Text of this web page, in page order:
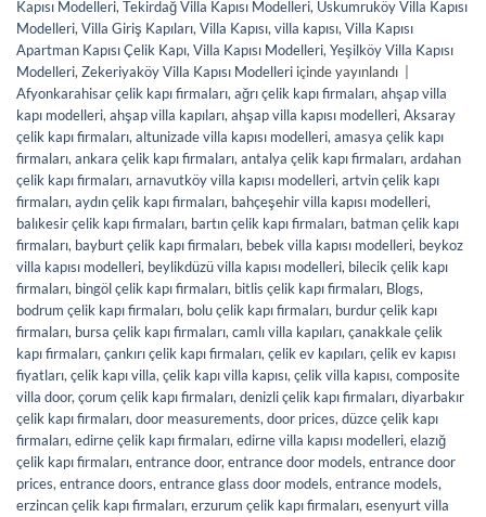
Kapısı Modelleri, Tekirdağ Villa Kapısı Modelleri, Uskumruköy Villa Kapısı
Modelleri, Villa Giriş Kapıları, Villa Kapısı, villa kapısı, Villa Kapısı
Apartman Kapısı Çelik Kapı, Villa Kapısı Modelleri, Yeşilköy Villa Kapısı
Modelleri, Zekeriyaköy Villa Kapısı Modelleri içinde yayınlandı
Afyonkarahisar çelik kapı firmaları, ağrı çelik kapı firmaları, ahşap villa
kapı modelleri, ahşap villa kapıları, ahşap villa kapısı modelleri, Aksaray
çelik kapı firmaları, altunizade villa kapısı modelleri, amasya çelik kapı
firmaları, ankara çelik kapı firmaları, antalya çelik kapı firmaları, ardahan
çelik kapı firmaları, arnavutköy villa kapısı modelleri, artvin çelik kapı
firmaları, aydın çelik kapı firmaları, bahçeşehir villa kapısı modelleri,
balıkesir çelik kapı firmaları, bartın çelik kapı firmaları, batman çelik kapı
firmaları, bayburt çelik kapı firmaları, bebek villa kapısı modelleri, beykoz
villa kapısı modelleri, beylikdüzü villa kapısı modelleri, bilecik çelik kapı
firmaları, bingöl çelik kapı firmaları, bitlis çelik kapı firmaları, Blogs,
bodrum çelik kapı firmaları, bolu çelik kapı firmaları, burdur çelik kapı
firmaları, bursa çelik kapı firmaları, camlı villa kapıları, çanakkale çelik
kapı firmaları, çankırı çelik kapı firmaları, çelik ev kapıları, çelik ev kapısı
fiyatları, çelik kapı villa, çelik kapı villa kapısı, çelik villa kapısı, composite
villa door, çorum çelik kapı firmaları, denizli çelik kapı firmaları, diyarbakır
çelik kapı firmaları, door measurements, door prices, düzce çelik kapı
firmaları, edirne çelik kapı firmaları, edirne villa kapısı modelleri, elazığ
çelik kapı firmaları, entrance door, entrance door models, entrance door
prices, entrance doors, entrance glass door models, entrance models,
erzincan çelik kapı firmaları, erzurum çelik kapı firmaları, esenyurt villa